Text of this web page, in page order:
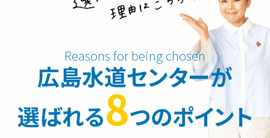
広島水道センターが
選ばれる8つのポイント